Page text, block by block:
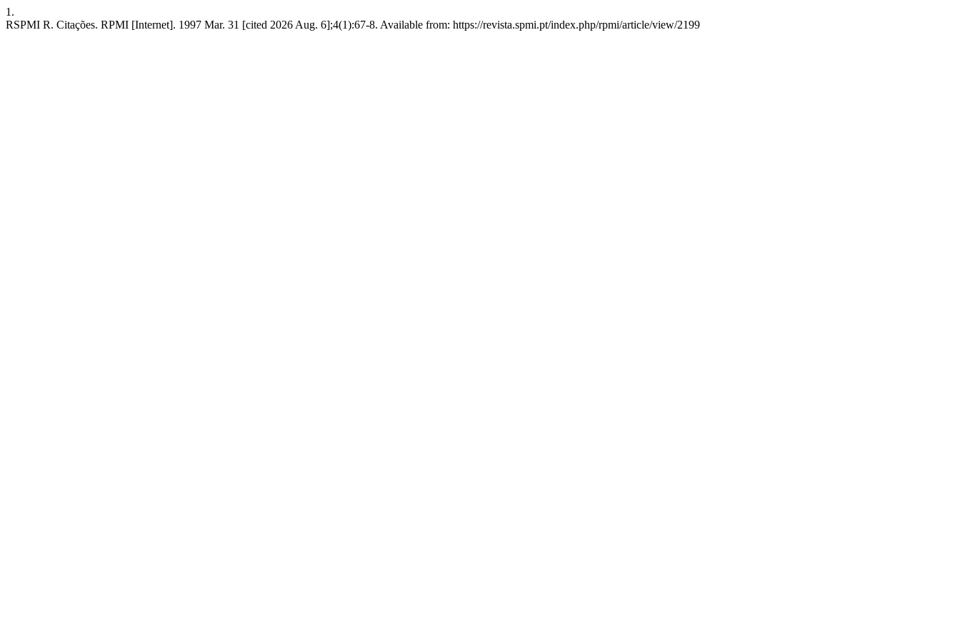
1.
RSPMI R. Citações. RPMI [Internet]. 1997 Mar. 31 [cited 2026 Aug. 6];4(1):67-8. Available from: https://revista.spmi.pt/index.php/rpmi/article/view/2199